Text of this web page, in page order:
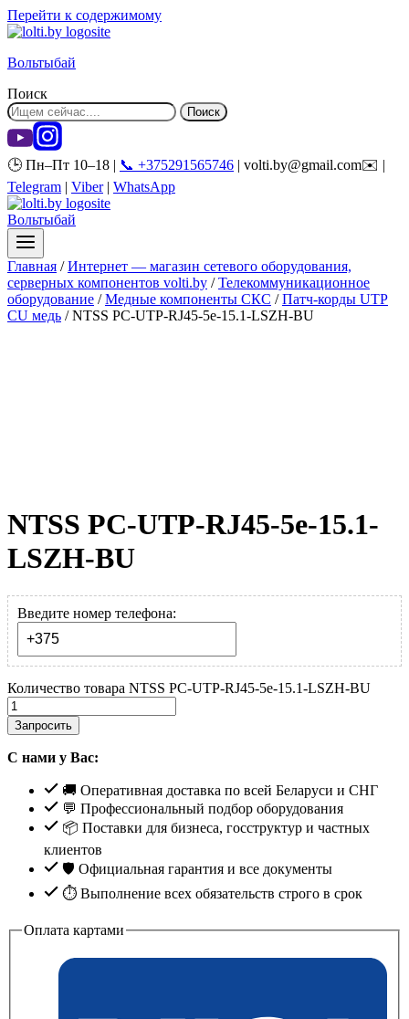
Перейти к содержимому
Вольтыбай
Поиск
Поиск
🕒 Пн–Пт 10–18 | 📞 +375291565746 | volti.by@gmail.com✉️ |
Telegram | Viber| WhatsApp
Вольтыбай
Главная / Интернет — магазин сетевого оборудования,
серверных компонентов volti.by / Телекоммуникационное
оборудование / Медные компоненты СКС / Патч-корды UTP
CU медь / NTSS PC-UTP-RJ45-5e-15.1-LSZH-BU
NTSS PC-UTP-RJ45-5e-15.1-
LSZH-BU
Введите номер телефона:
Количество товара NTSS PC-UTP-RJ45-5e-15.1-LSZH-BU
Запросить
С нами у Вас:
🚚 Оперативная доставка по всей Беларуси и СНГ
💬 Профессиональный подбор оборудования
📦 Поставки для бизнеса, госструктур и частных
клиентов
🛡️ Официальная гарантия и все документы
⏱ Выполнение всех обязательств строго в срок
Оплата картами